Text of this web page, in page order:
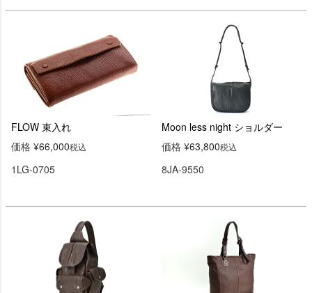
FLOW 束入れ
価格 ¥66,000税込
1LG-0705
Moon less night ショルダー
価格 ¥63,800税込
8JA-9550